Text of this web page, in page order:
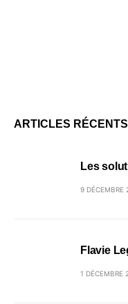
ARTICLES RÉCENTS
Les
9 DÉCEMBRE
Flavie
1 DÉCEMBRE